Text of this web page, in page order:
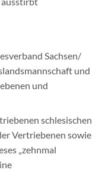
Sachsen/
und
und
schlesischen
Vertriebenen sowie
„zehnmal